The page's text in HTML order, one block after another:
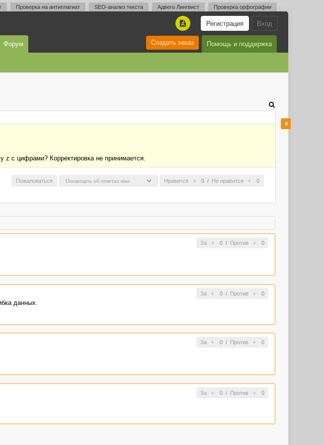
Проверка на антиплагиат SEO-анализ текста Адвего Лингвист Проверка орфографии
Вход
Регистрация
A
Форум Помощь и поддержка
Создать заказ
z с цифрами? Корректировка не принимается.
Нравится 0 / Не нравится 0
Пожаловаться
За 0/ Против 0
За 0/ Против 0
данных.
За 0/ Против 0
За 0/ Против 0